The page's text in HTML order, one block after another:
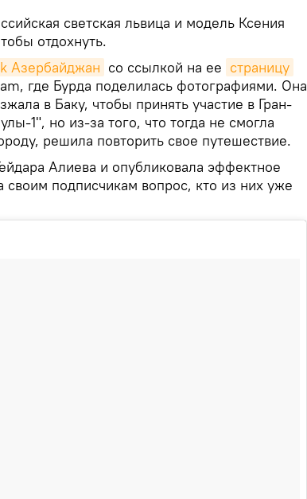
светская львица и модель Ксения
отдохнуть.
Азербайджан со ссылкой на ее страницу
где Бурда поделилась фотографиями. Она
в Баку, чтобы принять участие в Гран-
1", но из-за того, что тогда не смогла
решила повторить свое путешествие.
Алиева и опубликовала эффектное
подписчикам вопрос, кто из них уже